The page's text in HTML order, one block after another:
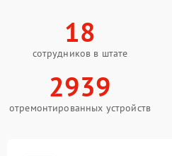
18
сотрудников в штате
2939
отремонтированных устройств